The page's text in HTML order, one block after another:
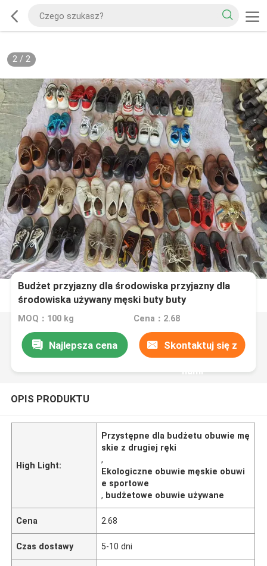
2/ 2
Budżet przyjazny dla środowiska przyjazny dla
środowiska używany męski buty buty
MOQ：100 kg Cena：2.68
Najlepsza cena Skontaktuj się z
nami
OPIS PRODUKTU
High Light:
Przystępne dla budżetu obuwie mę
skie z drugiej ręki
,
Ekologiczne obuwie męskie obuwi
e sportowe
, budżetowe obuwie używane
Cena 2.68
Czas dostawy 5-10 dni